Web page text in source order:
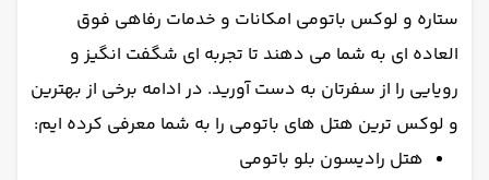
ستاره و لوکس باتومی امکانات و خدمات رفاهی فوق
العاده ای به شما می دهند تا تجربه ای شگفت انگیز و
رویایی را از سفرتان به دست آورید. در ادامه برخی از بهترین
و لوکس ترین هتل های باتومی را به شما معرفی کرده ایم:
هتل رادیسون بلو باتومی